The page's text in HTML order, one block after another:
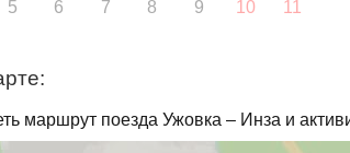
5
6 7 8 9 10 11
маршрут поезда Ужовка – Инза и